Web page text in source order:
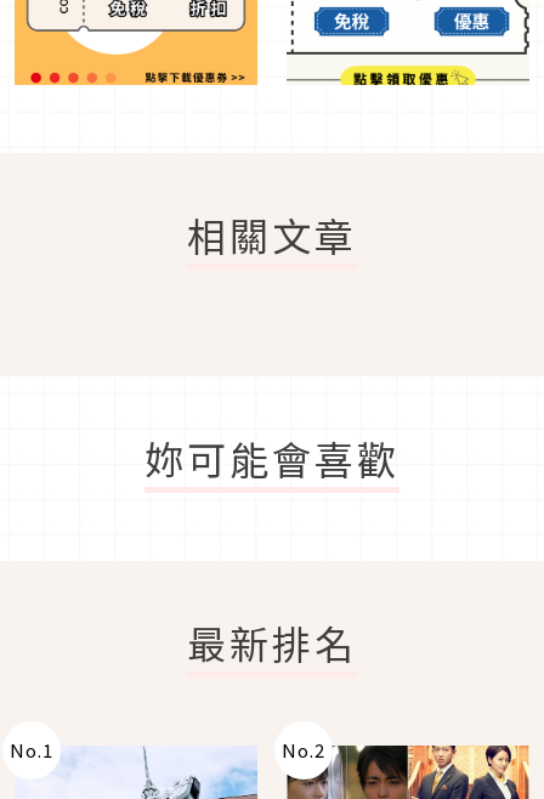
相關文章
妳可能會喜歡
最新排名
No.1 No.2